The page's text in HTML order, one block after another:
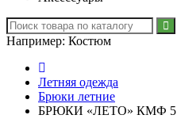
Например: Костюм
Летняя одежда
Брюки летние
БРЮКИ «ЛЕТО» КМФ 5